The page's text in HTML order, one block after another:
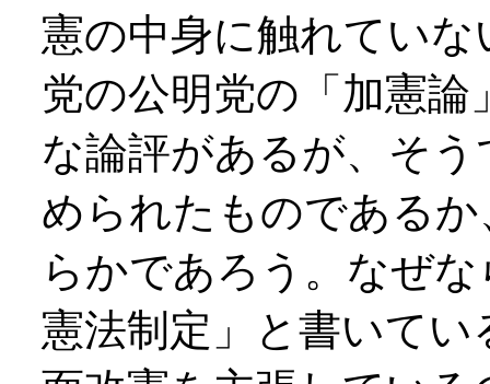
憲の中身に触れてい
党の公明党の「加憲
な論評があるが、そ
められたものである
らかであろう。なぜ
憲法制定」と書いて